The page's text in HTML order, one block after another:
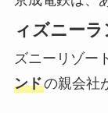
ィズニー
ズニーリゾー
ンドの親会社